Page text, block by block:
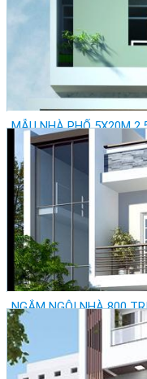
MẪU NHÀ PHỐ 5X20M
Giá: Vui lòng gọi
Vị trí: Thành Phố Hồ
Lượt xem: 22498
NGẮM NGÔI NHÀ 800
CŨNG MÊ
Vị trí: Thành Phố Hồ